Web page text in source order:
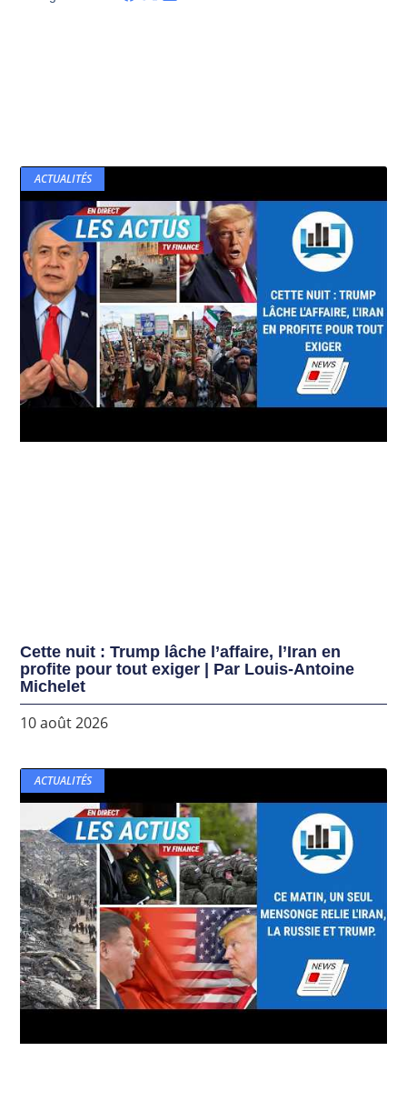
ACTUALITÉS
Cette nuit : Trump lâche l’affaire, l’Iran en
profite pour tout exiger | Par Louis-Antoine
Michelet
10 août 2026
ACTUALITÉS